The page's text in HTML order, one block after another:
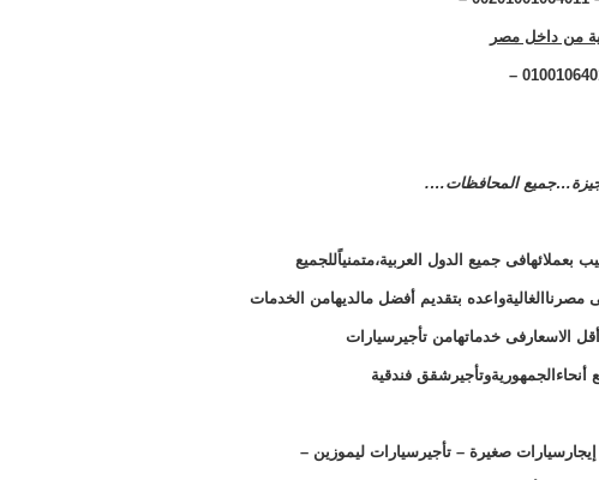
من داخل مصر
المحافظات….
بعملائهافى جميع الدول العربية،متمنياًللجميع
مصرناالغاليةواعده بتقديم أفضل مالديهامن الخدمات
الاسعارفى خدماتهامن تأجيرسيارات
فندقية
– إيجارسيارات صغيرة – تأجيرسيارات ليموزين –